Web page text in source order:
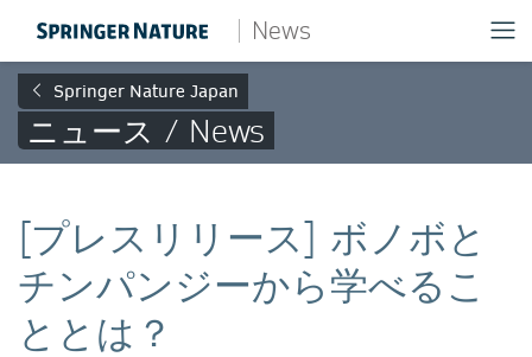
News
Springer Nature Japan
ニュース / News
[プレスリリース] ボノボと
チンパンジーから学べるこ
ととは？